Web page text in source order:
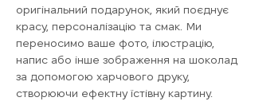
оригінальний подарунок, який поєднує
красу, персоналізацію та смак. Ми
переносимо ваше фото, ілюстрацію,
напис або інше зображення на шоколад
за допомогою харчового друку,
створюючи ефектну їстівну картину.